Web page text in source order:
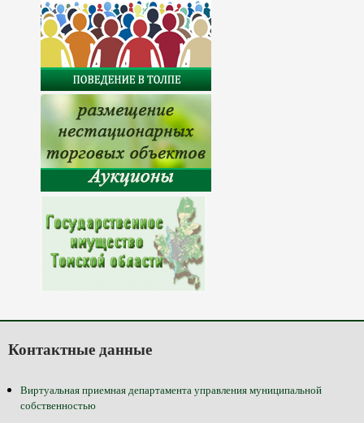
Контактные данные
Виртуальная приемная департамента управления муниципальной
собственностью